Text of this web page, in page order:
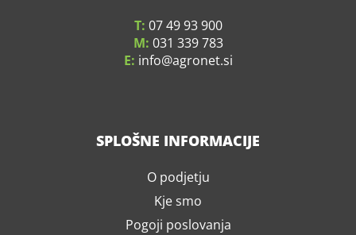
T: 07 49 93 900
M: 031 339 783
E: info agronet.si
SPLOŠNE INFORMACIJE
O podjetju
Kje smo
Pogoji poslovanja